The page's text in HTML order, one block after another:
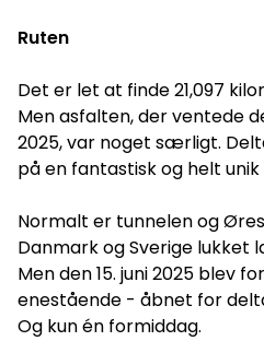
Ruten
Det er let at finde 21,097
Men asfalten, der ventede
2025, var noget særligt.
på en fantastisk og helt unik
Normalt er tunnelen og
Danmark og Sverige lukket
Men den 15. juni 2025 blev
enestående - åbnet for
Og kun én formiddag.